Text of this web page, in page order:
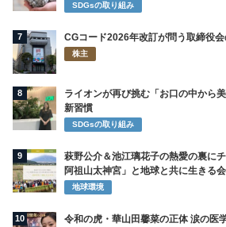
SDGsの取り組み
7 CGコード2026年改訂が問う取締役
株主
8
ライオンが再び挑む「お口の中から
新習慣
SDGsの取り組み
9
萩野公介＆池江璃花子の熱愛の裏に
阿祖山太神宮」と地球と共に生きる
地球環境
10
令和の虎・華山田馨菜の正体 涙の医